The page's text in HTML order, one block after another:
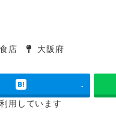
店
タグ
大阪府
-
利用しています